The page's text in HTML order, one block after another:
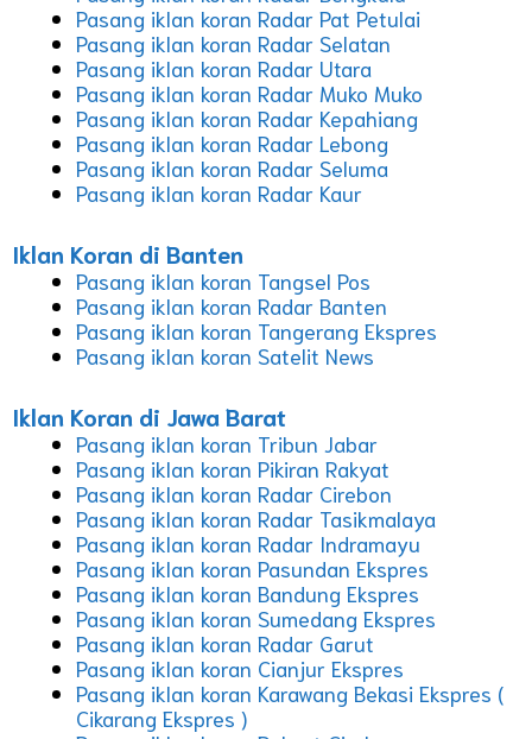
Pasang iklan koran Radar Pat Petulai
Pasang iklan koran Radar Selatan
Pasang iklan koran Radar Utara
Pasang iklan koran Radar Muko Muko
Pasang iklan koran Radar Kepahiang
Pasang iklan koran Radar Lebong
Pasang iklan koran Radar Seluma
Pasang iklan koran Radar Kaur
Iklan Koran di Banten
Pasang iklan koran Tangsel Pos
Pasang iklan koran Radar Banten
Pasang iklan koran Tangerang Ekspres
Pasang iklan koran Satelit News
Iklan Koran di Jawa Barat
Pasang iklan koran Tribun Jabar
Pasang iklan koran Pikiran Rakyat
Pasang iklan koran Radar Cirebon
Pasang iklan koran Radar Tasikmalaya
Pasang iklan koran Radar Indramayu
Pasang iklan koran Pasundan Ekspres
Pasang iklan koran Bandung Ekspres
Pasang iklan koran Sumedang Ekspres
Pasang iklan koran Radar Garut
Pasang iklan koran Cianjur Ekspres
Pasang iklan koran Karawang Bekasi Ekspres (
Cikarang Ekspres )